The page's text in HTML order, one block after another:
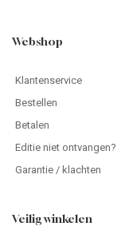
Webshop
Klantenservice
Bestellen
Betalen
Editie niet ontvangen?
Garantie / klachten
Veilig winkelen